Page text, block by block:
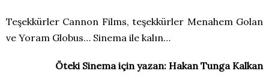
Teşekkürler Cannon Films, teşekkürler Menahem Golan
ve Yoram Globus… Sinema ile kalın…
Öteki Sinema için yazan: Hakan Tunga Kalkan